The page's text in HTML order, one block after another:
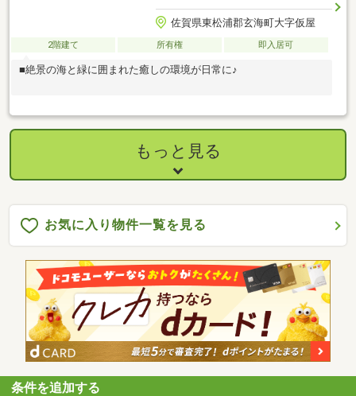
佐賀県東松浦郡玄海町大字仮屋
2階建て 所有権 即入居可
■絶景の海と緑に囲まれた癒しの環境が日常に♪
もっと見る
お気に入り物件一覧を見る
条件を追加する